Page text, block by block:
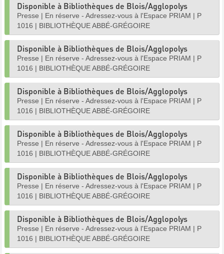
Disponible à Bibliothèques de Blois/Agglopolys
Presse | En réserve - Adressez-vous à l'Espace PRIAM | P
1016 | BIBLIOTHÈQUE ABBÉ-GRÉGOIRE
Disponible à Bibliothèques de Blois/Agglopolys
Presse | En réserve - Adressez-vous à l'Espace PRIAM | P
1016 | BIBLIOTHÈQUE ABBÉ-GRÉGOIRE
Disponible à Bibliothèques de Blois/Agglopolys
Presse | En réserve - Adressez-vous à l'Espace PRIAM | P
1016 | BIBLIOTHÈQUE ABBÉ-GRÉGOIRE
Disponible à Bibliothèques de Blois/Agglopolys
Presse | En réserve - Adressez-vous à l'Espace PRIAM | P
1016 | BIBLIOTHÈQUE ABBÉ-GRÉGOIRE
Disponible à Bibliothèques de Blois/Agglopolys
Presse | En réserve - Adressez-vous à l'Espace PRIAM | P
1016 | BIBLIOTHÈQUE ABBÉ-GRÉGOIRE
Disponible à Bibliothèques de Blois/Agglopolys
Presse | En réserve - Adressez-vous à l'Espace PRIAM | P
1016 | BIBLIOTHÈQUE ABBÉ-GRÉGOIRE